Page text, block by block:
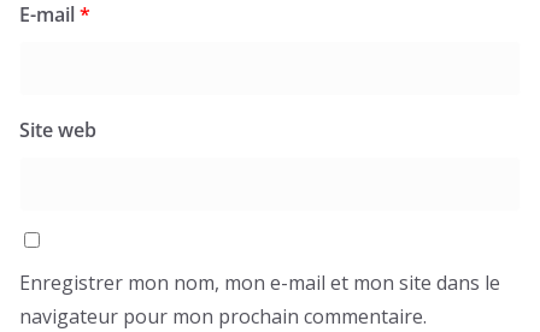
E-mail*
Site web
Enregistrer mon nom, mon e-mail et mon site dans le
navigateur pour mon prochain commentaire.